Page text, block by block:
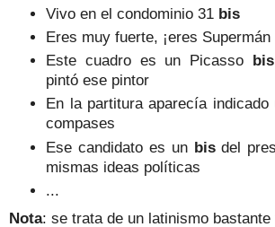
Vivo en el condominio 31 bis
Eres muy fuerte, ¡eres Supermán
Este cuadro es un Picasso
bis
pintó ese pintor
En la partitura aparecía indicado
compases
Ese candidato es un bisdel
mismas ideas políticas
...
Nota: se trata de un latinismo bastante